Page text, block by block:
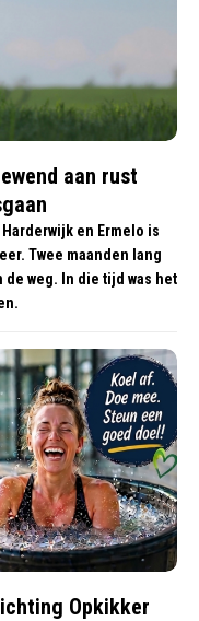
aan rust
Harderwijk en Ermelo is
Twee maanden lang
weg. In die tijd was het
Opkikker